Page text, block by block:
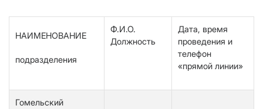
НАИМЕНОВАНИЕ
подразделения
Ф.И.О.
Должность
Дата, время
проведения и
телефон
«прямой линии»
Гомельский